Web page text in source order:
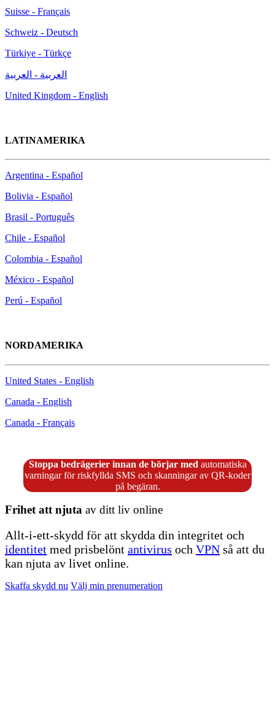
Suisse - Français
Schweiz - Deutsch
Türkiye - Türkçe
العربية - العربية
United Kingdom - English
LATINAMERIKA
Argentina - Español
Bolivia - Español
Brasil - Português
Chile - Español
Colombia - Español
México - Español
Perú - Español
NORDAMERIKA
United States - English
Canada - English
Canada - Français
Stoppa bedrägerier innan de börjar med automatiska
varningar för riskfyllda SMS och skanningar av QR-koder
på begäran.
Frihetatt njuta av ditt liv online
Allt-i-ett-skydd för att skydda din integritet och
identitet med prisbelönt antivirus och VPN så att du
kan njuta av livet online.
Skaffa skydd nu Välj min prenumeration